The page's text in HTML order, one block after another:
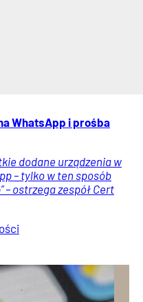
WhatsApp i prośba
dodane urządzenia w
– tylko w ten sposób
ostrzega zespół Cert